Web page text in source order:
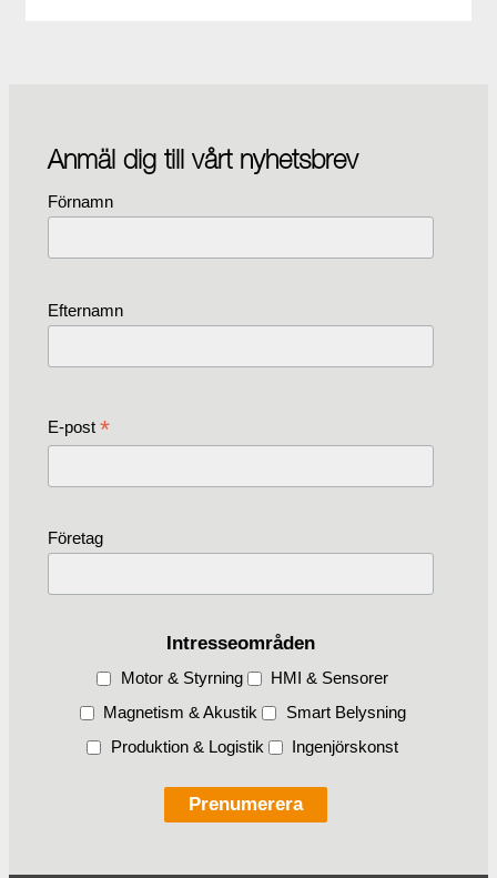
Anmäl dig till vårt nyhetsbrev
Förnamn
Efternamn
E-post *
Företag
Intresseområden
Motor & Styrning
HMI & Sensorer
Magnetism & Akustik
Smart Belysning
Produktion & Logistik
Ingenjörskonst